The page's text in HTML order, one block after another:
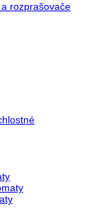
rozprašovače